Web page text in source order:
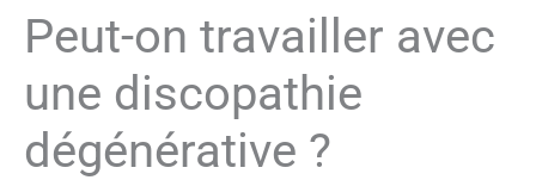
Peut-on travailler avec
une discopathie
dégénérative ?